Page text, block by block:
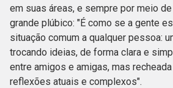
em suas áreas, e sempre por meio
grande plúbico: "É como se a gente
situação comum a qualquer pessoa:
trocando ideias, de forma clara e
entre amigos e amigas, mas
reflexões atuais e complexos".